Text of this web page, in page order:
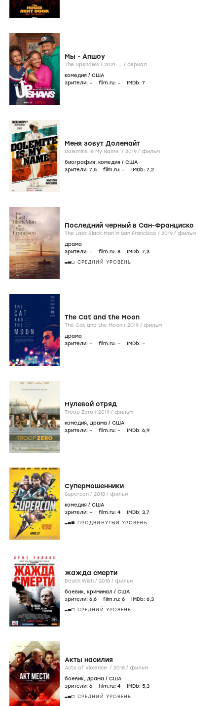
Мы - Апшоу
The Upshaws / 2021-... / сериал
комедия / США
зрители: – film.ru: – IMDb: 7
Меня зовут Долемайт
Dolemite Is My Name / 2019 / фильм
биография, комедия / США
зрители: 7,5 film.ru: – IMDb: 7,2
Последний черный в Сан-Франциско
The Last Black Man in San Francisco / 2019 / фильм
драма
зрители: – film.ru: 8 IMDb: 7,3
СРЕДНИЙ УРОВЕНЬ
The Cat and the Moon
The Cat and the Moon / 2019 / фильм
драма
зрители: – film.ru: – IMDb: –
Нулевой отряд
Troop Zero / 2019 / фильм
комедия, драма / США
зрители: – film.ru: – IMDb: 6,9
Супермошенники
Supercon / 2018 / фильм
комедия / США
зрители: – film.ru: 4 IMDb: 3,7
ПРОДВИНУТЫЙ УРОВЕНЬ
Жажда смерти
Death Wish / 2018 / фильм
боевик, криминал / США
зрители: 6,6 film.ru: 6 IMDb: 6,3
СРЕДНИЙ УРОВЕНЬ
Акты насилия
Acts of Violence / 2018 / фильм
боевик, драма / США
зрители: 6 film.ru: 4 IMDb: 5,3
СРЕДНИЙ УРОВЕНЬ